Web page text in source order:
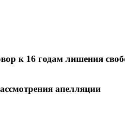
к 16 годам лишения
апелляции